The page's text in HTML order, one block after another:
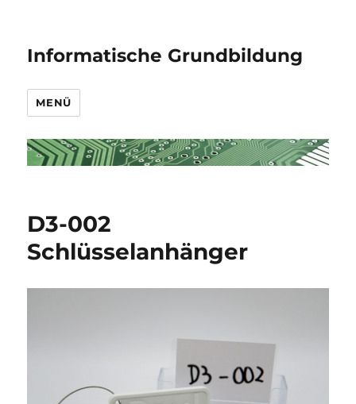
Informatische Grundbildung
MENÜ
D3-002
Schlüsselanhänger